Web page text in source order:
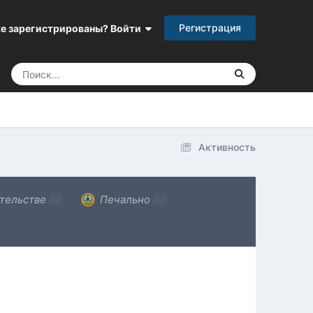
зарегистрированы? Войти Регистрация
Активность
(0) Печально (0)